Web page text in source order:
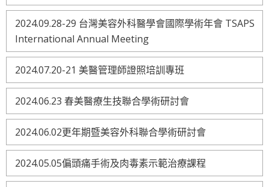
2024.09.28-29 台灣美容外科醫學會國際學術年會 TSAPS
International Annual Meeting
2024.07.20-21 美醫管理師證照培訓專班
2024.06.23 春美醫療生技聯合學術研討會
2024.06.02更年期暨美容外科聯合學術研討會
2024.05.05偏頭痛手術及肉毒素示範治療課程